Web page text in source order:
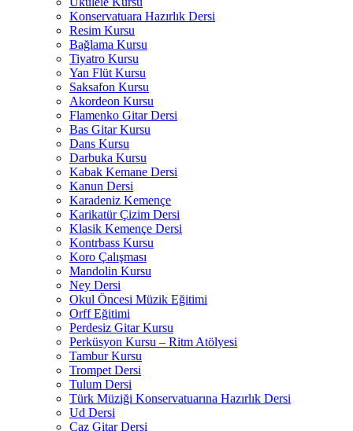
Konservatuara Hazırlık Dersi
Resim Kursu
Bağlama Kursu
Tiyatro Kursu
Yan Flüt Kursu
Saksafon Kursu
Akordeon Kursu
Flamenko Gitar Dersi
Bas Gitar Kursu
Dans Kursu
Darbuka Kursu
Kabak Kemane Dersi
Kanun Dersi
Karadeniz Kemençe
Karikatür Çizim Dersi
Klasik Kemençe Dersi
Kontrbass Kursu
Koro Çalışması
Mandolin Kursu
Ney Dersi
Okul Öncesi Müzik Eğitimi
Orff Eğitimi
Perdesiz Gitar Kursu
Perküsyon Kursu – Ritm Atölyesi
Tambur Kursu
Trompet Dersi
Tulum Dersi
Türk Müziği Konservatuarına Hazırlık Dersi
Ud Dersi
Caz Gitar Dersi